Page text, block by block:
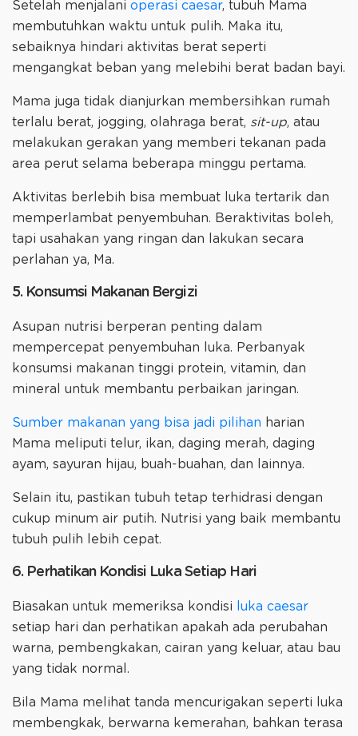
Setelah menjalani operasi caesar, tubuh Mama
membutuhkan waktu untuk pulih. Maka itu,
sebaiknya hindari aktivitas berat seperti
mengangkat beban yang melebihi berat badan bayi.
Mama juga tidak dianjurkan membersihkan rumah
terlalu berat, jogging, olahraga berat, sit-up, atau
melakukan gerakan yang memberi tekanan pada
area perut selama beberapa minggu pertama.
Aktivitas berlebih bisa membuat luka tertarik dan
memperlambat penyembuhan. Beraktivitas boleh,
tapi usahakan yang ringan dan lakukan secara
perlahan ya, Ma.
5. Konsumsi Makanan Bergizi
Asupan nutrisi berperan penting dalam
mempercepat penyembuhan luka. Perbanyak
konsumsi makanan tinggi protein, vitamin, dan
mineral untuk membantu perbaikan jaringan.
Sumber makanan yang bisa jadi pilihan harian
Mama meliputi telur, ikan, daging merah, daging
ayam, sayuran hijau, buah-buahan, dan lainnya.
Selain itu, pastikan tubuh tetap terhidrasi dengan
cukup minum air putih. Nutrisi yang baik membantu
tubuh pulih lebih cepat.
6. Perhatikan Kondisi Luka Setiap Hari
Biasakan untuk memeriksa kondisi
luka caesar
setiap hari dan perhatikan apakah ada perubahan
warna, pembengkakan, cairan yang keluar, atau bau
yang tidak normal.
Bila Mama melihat tanda mencurigakan seperti luka
membengkak, berwarna kemerahan, bahkan terasa